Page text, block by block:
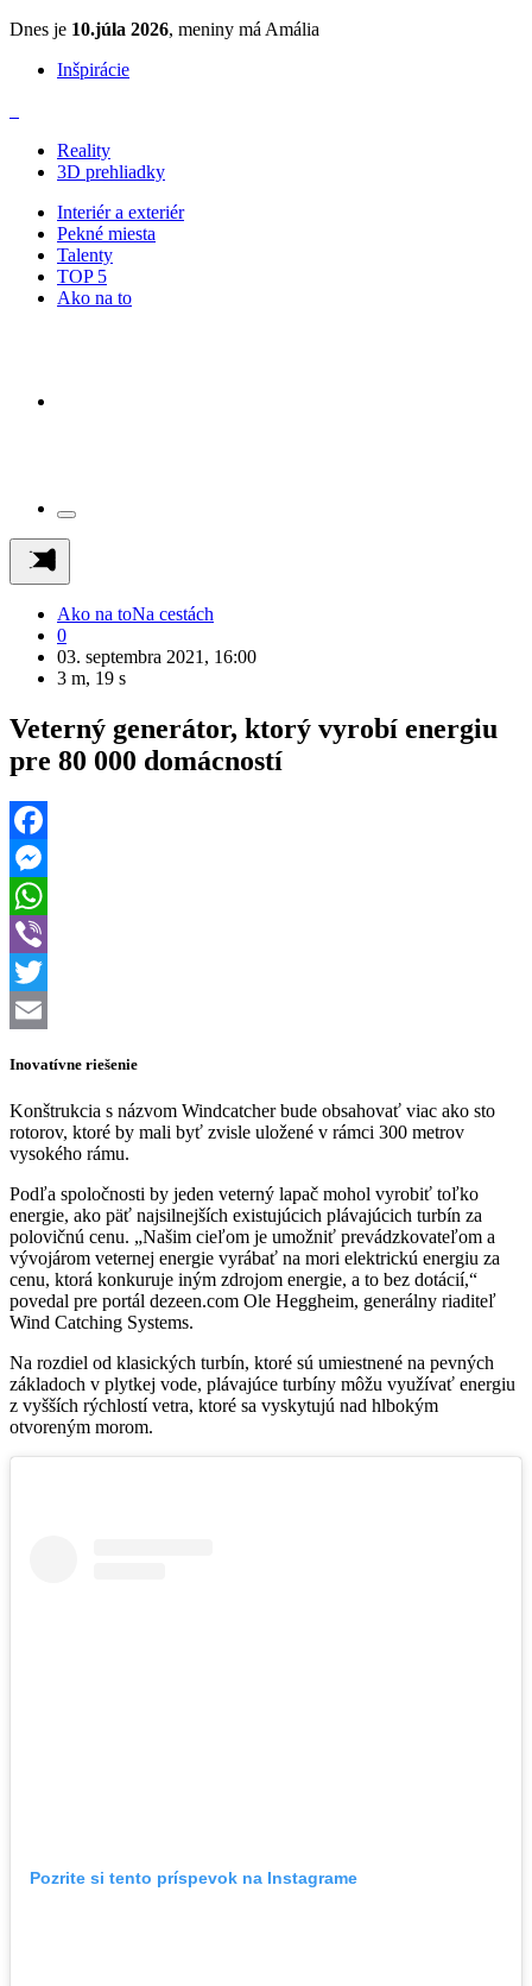
Dnes je 10.júla 2026, meniny má Amália
Inšpirácie
Reality
3D prehliadky
Interiér a exteriér
Pekné miesta
Talenty
TOP 5
Ako na to
Ako na toNa cestách
0
03. septembra 2021, 16:00
3 m, 19 s
Veterný generátor, ktorý vyrobí energiu
pre 80 000 domácností
Facebook
Messenger
WhatsApp
Viber
Twitter
Inovatívne riešenie
Konštrukcia s názvom Windcatcher bude obsahovať viac ako sto
rotorov, ktoré by mali byť zvisle uložené v rámci 300 metrov
vysokého rámu.
Podľa spoločnosti by jeden veterný lapač mohol vyrobiť toľko
energie, ako päť najsilnejších existujúcich plávajúcich turbín za
polovičnú cenu. „Našim cieľom je umožniť prevádzkovateľom a
vývojárom veternej energie vyrábať na mori elektrickú energiu za
cenu, ktorá konkuruje iným zdrojom energie, a to bez dotácií,“
povedal pre portál dezeen.com Ole Heggheim, generálny riaditeľ
Wind Catching Systems.
Na rozdiel od klasických turbín, ktoré sú umiestnené na pevných
základoch v plytkej vode, plávajúce turbíny môžu využívať energiu
z vyšších rýchlostí vetra, ktoré sa vyskytujú nad hlbokým
otvoreným morom.
Pozrite si tento príspevok na Instagrame